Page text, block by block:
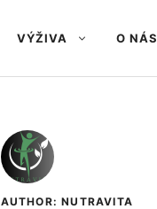
VÝŽIVA O NÁS
AUTHOR: NUTRAVITA